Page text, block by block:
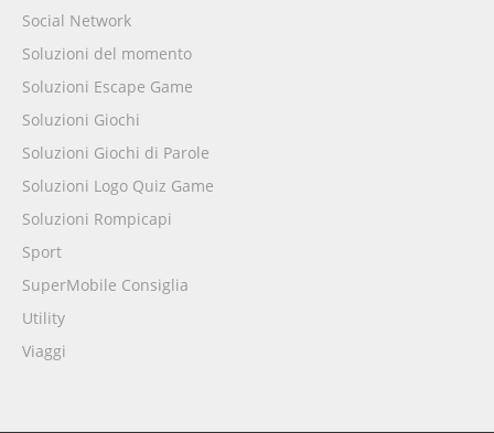
Social Network
Soluzioni del momento
Soluzioni Escape Game
Soluzioni Giochi
Soluzioni Giochi di Parole
Soluzioni Logo Quiz Game
Soluzioni Rompicapi
Sport
SuperMobile Consiglia
Utility
Viaggi